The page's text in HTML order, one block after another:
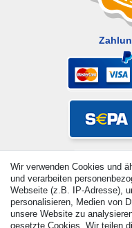
Wir verwenden Cookies und
und verarbeiten
Webseite (z.B. IP-Adresse),
personalisieren, Medien von
unsere Website zu
gesetzte Cookies. Wir teilen